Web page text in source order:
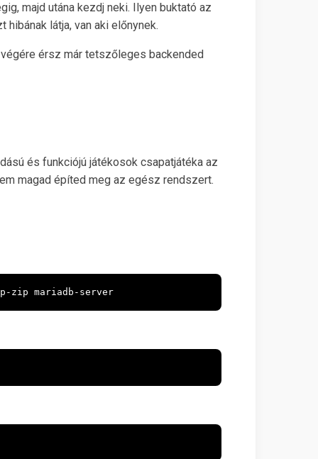
majd utána kezdj neki. Ilyen buktató az
látja, van aki előnynek.
érsz már tetszőleges backended
és funkciójú játékosok csapatjátéka az
magad építed meg az egész rendszert.
zip mariadb-server